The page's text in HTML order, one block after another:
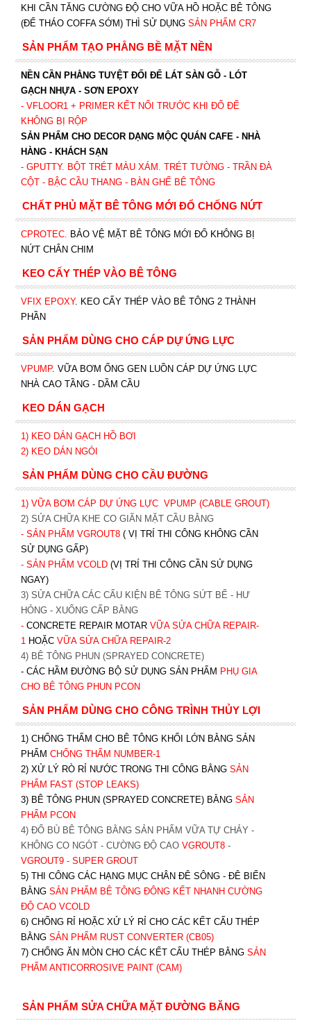
KHI CẦN TĂNG CƯỜNG ĐỘ CHO VỮA HỒ HOẶC BÊ TÔNG
(ĐỂ THÁO COFFA SỚM) THÌ SỬ DỤNG SẢN PHẨM CR7
SẢN PHẨM TẠO PHẲNG BỀ MẶT NỀN
NỀN CẦN PHẲNG TUYỆT ĐỐI ĐỂ LÁT SÀN GỖ - LÓT
GẠCH NHỰA - SƠN EPOXY
- VFLOOR1 + PRIMER KẾT NỐI TRƯỚC KHI ĐỔ ĐỂ
KHÔNG BỊ RỘP
SẢN PHẨM CHO DECOR DẠNG MỘC QUÁN CAFE - NHÀ
HÀNG - KHÁCH SẠN
- GPUTTY. BỘT TRÉT MÀU XÁM. TRÉT TƯỜNG - TRẦN ĐÀ
CỘT - BẬC CẦU THANG - BÀN GHẾ BÊ TÔNG
CHẤT PHỦ MẶT BÊ TÔNG MỚI ĐỔ CHỐNG NỨT
CPROTEC. BẢO VỆ MẶT BÊ TÔNG MỚI ĐỔ KHÔNG BỊ
NỨT CHÂN CHIM
KEO CẤY THÉP VÀO BÊ TÔNG
VFIX EPOXY. KEO CẤY THÉP VÀO BÊ TÔNG 2 THÀNH
PHẦN
SẢN PHẨM DÙNG CHO CÁP DỰ ỨNG LỰC
VPUMP. VỮA BƠM ỐNG GEN LUỒN CÁP DỰ ỨNG LỰC
NHÀ CAO TẦNG - DẦM CẦU
KEO DÁN GẠCH
1) KEO DÁN GẠCH HỒ BƠI
2) KEO DÁN NGÓI
SẢN PHẨM DÙNG CHO CẦU ĐƯỜNG
1) VỮA BƠM CÁP DỰ ỨNG LỰC VPUMP (CABLE GROUT)
2) SỬA CHỮA KHE CO GIÃN MẶT CẦU BẰNG
- SẢN PHẨM VGROUT8 ( VỊ TRÍ THI CÔNG KHÔNG CẦN
SỬ DỤNG GẤP)
- SẢN PHẨM VCOLD (VỊ TRÍ THI CÔNG CẦN SỬ DỤNG
NGAY)
3) SỬA CHỮA CÁC CẤU KIỆN BÊ TÔNG SỨT BỂ - HƯ
HỎNG - XUỐNG CẤP BẰNG
- CONCRETE REPAIR MOTAR VỮA SỬA CHỮA REPAIR-
1 HOẶC VỮA SỬA CHỮA REPAIR-2
4) BÊ TÔNG PHUN (SPRAYED CONCRETE)
- CÁC HẦM ĐƯỜNG BỘ SỬ DỤNG SẢN PHẨM PHỤ GIA
CHO BÊ TÔNG PHUN PCON
SẢN PHẨM DÙNG CHO CÔNG TRÌNH THỦY LỢI
1) CHỐNG THẤM CHO BÊ TÔNG KHỐI LỚN BẰNG SẢN
PHẨM CHỐNG THẤM NUMBER-1
2) XỬ LÝ RÒ RỈ NƯỚC TRONG THI CÔNG BẰNG SẢN
PHẨM FAST (STOP LEAKS)
3) BÊ TÔNG PHUN (SPRAYED CONCRETE) BẰNG SẢN
PHẨM PCON
4) ĐỔ BÙ BÊ TÔNG BẰNG SẢN PHẨM VỮA TỰ CHẢY -
KHÔNG CO NGÓT - CƯỜNG ĐỘ CAO VGROUT8-
VGROUT9- SUPER GROUT
5) THI CÔNG CÁC HẠNG MỤC CHÂN ĐÊ SÔNG - ĐÊ BIỂN
BẰNG SẢN PHẨM BÊ TÔNG ĐÔNG KẾT NHANH CƯỜNG
ĐỘ CAO VCOLD
6) CHỐNG RỈ HOẶC XỬ LÝ RỈ CHO CÁC KẾT CẤU THÉP
BẰNG SẢN PHẨM RUST CONVERTER (CB05)
7) CHỐNG ĂN MÒN CHO CÁC KẾT CẤU THÉP BẰNG SẢN
PHẨM ANTICORROSIVE PAINT (CAM)
SẢN PHẨM SỬA CHỮA MẶT ĐƯỜNG BĂNG